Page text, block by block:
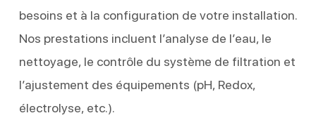
besoins et à la configuration de votre installation.
Nos prestations incluent l’analyse de l’eau, le
nettoyage, le contrôle du système de filtration et
l’ajustement des équipements (pH, Redox,
électrolyse, etc.).